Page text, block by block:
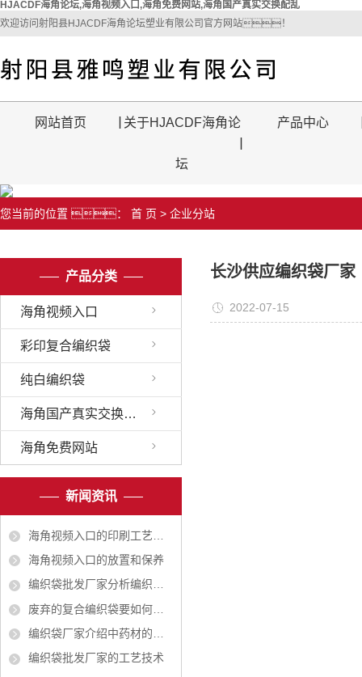
HJACDF海角论坛,海角视频入口,海角免费网站,海角国产真实交换配乱
欢迎访问射阳县HJACDF海角论坛塑业有限公司官方网站！
网站首页 关于HJACDF海角论
坛
产品中心
您当前的位置 ： 首 页 > 企业分站
产品分类
海角视频入口
彩印复合编织袋
纯白编织袋
海角国产真实交换配乱
海角免费网站
新闻资讯
海角视频入口的印刷工艺越来越广
海角视频入口的放置和保养
编织袋批发厂家分析编织袋对人体有无危害
废弃的复合编织袋要如何处理
编织袋厂家介绍中药材的包装有哪些作用？
编织袋批发厂家的工艺技术
长沙供应编织袋厂家
2022-07-15